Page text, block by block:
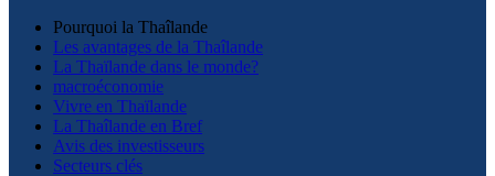
Pourquoi la Thaîlande
Les avantages de la Thaîlande
La Thaïlande dans le monde?
macroéconomie
Vivre en Thaïlande
La Thaîlande en Bref
Avis des investisseurs
Secteurs clés